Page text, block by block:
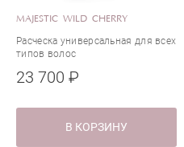
MAJESTIC WILD CHERRY
Расческа универсальная для всех
типов волос
23 700 ₽
В КОРЗИНУ